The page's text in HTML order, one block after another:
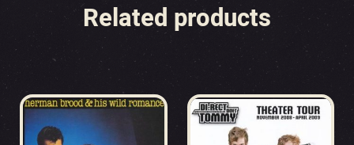
Related products